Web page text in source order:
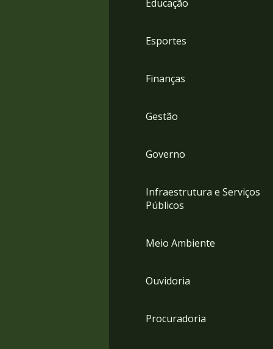
Educação
Esportes
Finanças
Gestão
Governo
Infraestrutura e Serviços
Públicos
Meio Ambiente
Ouvidoria
Procuradoria